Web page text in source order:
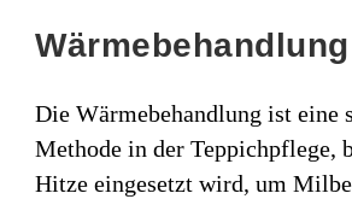
Wärmebehandlung
Die Wärmebehandlung ist eine
Methode in der Teppichpflege,
Hitze eingesetzt wird, um